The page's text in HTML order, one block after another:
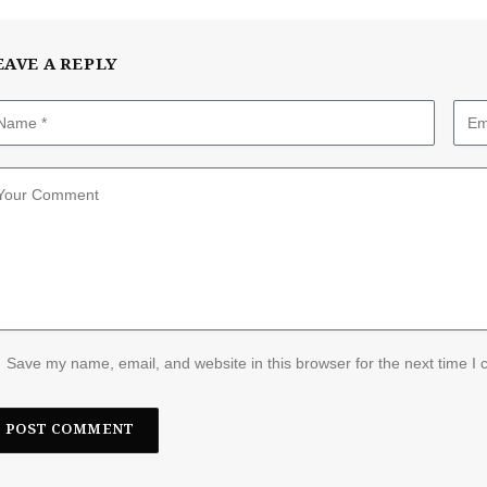
A REPLY
Save my name, email, and website in this browser for the next time I